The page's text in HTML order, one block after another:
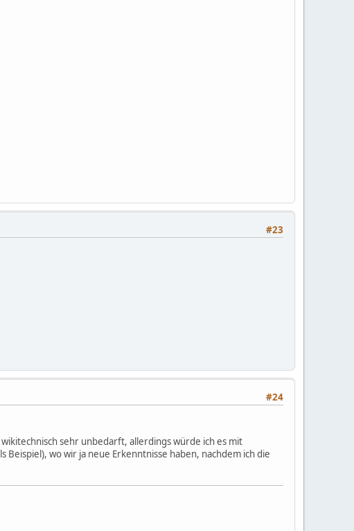
#23
#24
sehr unbedarft, allerdings würde ich es mit
wo wir ja neue Erkenntnisse haben, nachdem ich die